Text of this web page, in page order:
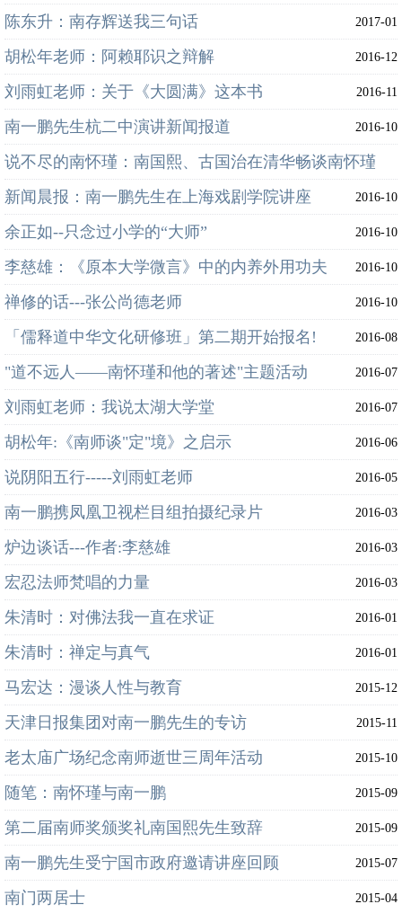
陈东升：南存辉送我三句话 2017-01
胡松年老师：阿赖耶识之辩解 2016-12
刘雨虹老师：关于《大圆满》这本书 2016-11
南一鹏先生杭二中演讲新闻报道 2016-10
说不尽的南怀瑾：南国熙、古国治在清华畅谈南怀瑾
2016-10
新闻晨报：南一鹏先生在上海戏剧学院讲座 2016-10
余正如--只念过小学的“大师” 2016-10
李慈雄：《原本大学微言》中的内养外用功夫 2016-10
禅修的话---张公尚德老师 2016-10
「儒释道中华文化研修班」第二期开始报名! 2016-08
"道不远人——南怀瑾和他的著述"主题活动 2016-07
刘雨虹老师：我说太湖大学堂 2016-07
胡松年:《南师谈"定"境》之启示 2016-06
说阴阳五行-----刘雨虹老师 2016-05
南一鹏携凤凰卫视栏目组拍摄纪录片 2016-03
炉边谈话---作者:李慈雄 2016-03
宏忍法师梵唱的力量 2016-03
朱清时：对佛法我一直在求证 2016-01
朱清时：禅定与真气 2016-01
马宏达：漫谈人性与教育 2015-12
天津日报集团对南一鹏先生的专访 2015-11
老太庙广场纪念南师逝世三周年活动 2015-10
随笔：南怀瑾与南一鹏 2015-09
第二届南师奖颁奖礼南国熙先生致辞 2015-09
南一鹏先生受宁国市政府邀请讲座回顾 2015-07
南门两居士 2015-04